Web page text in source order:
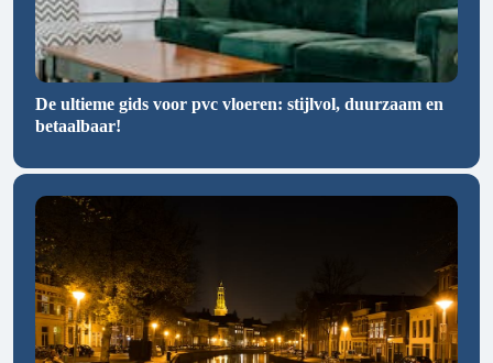
De ultieme gids voor pvc vloeren: stijlvol, duurzaam en
betaalbaar!